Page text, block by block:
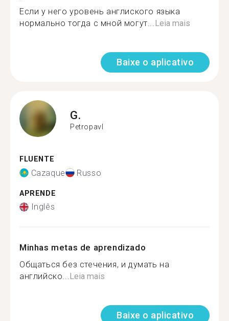
Если у него уровень англиского языка
нормально тогда с мной могут...Leia mais
Baixe o aplicativo
G.
Petropavl
FLUENTE
Cazaque Russo
APRENDE
Inglês
Minhas metas de aprendizado
Общаться без стечения, и думать на
английско...Leia mais
Baixe o aplicativo